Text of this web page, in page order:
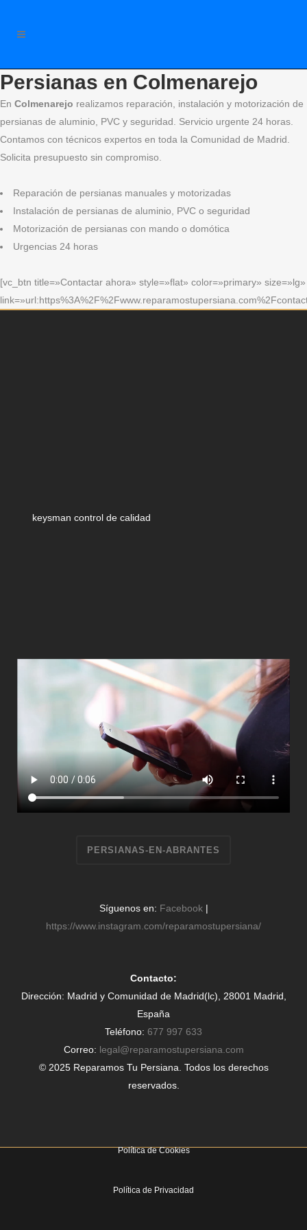
Persianas en Colmenarejo
En Colmenarejo realizamos reparación, instalación y motorización de
persianas de aluminio, PVC y seguridad. Servicio urgente 24 horas.
Contamos con técnicos expertos en toda la Comunidad de Madrid.
Solicita presupuesto sin compromiso.
Reparación de persianas manuales y motorizadas
Instalación de persianas de aluminio, PVC o seguridad
Motorización de persianas con mando o domótica
Urgencias 24 horas
[vc_btn title=»Contactar ahora» style=»flat» color=»primary» size=»lg»
keysman control de calidad
PERSIANAS-EN-ABRANTES
Síguenos en: Facebook|
https://www.instagram.com/reparamostupersiana/
Contacto:
Dirección: Madrid y Comunidad de Madrid(lc), 28001 Madrid,
España
Teléfono: 677 997 633
Correo: legal@reparamostupersiana.com
© 2025 Reparamos Tu Persiana. Todos los derechos
reservados.
Política de Cookies
Política de Privacidad